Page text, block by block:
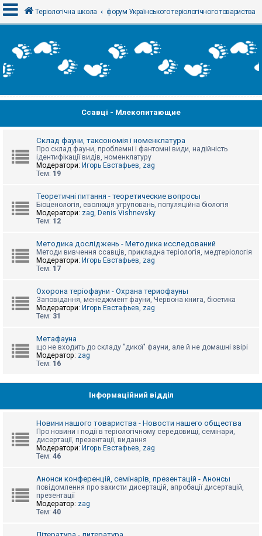
х
і
т
р
а
б
е
д
п
о
е
й
А
и
т
П
Теріологічна школа форум Українського теріологічного товариства
Ссавці - Млекопитающие
Склад фауни, таксономія і номенклатура
Про склад фауни, проблемні і фантомні види, надійність
ідентифікації видів, номенклатуру
Модератори: Игорь Евстафьев, zag
Тем: 19
Теоретичні питання - теоретические вопросы
Біоценологія, еволюція угруповань, популяційна біологія
Модератори: zag, Denis Vishnevsky
Тем: 12
Методика досліджень - Методика исследований
Методи вивчення ссавців, прикладна теріологія, медтеріологія
Модератори: Игорь Евстафьев, zag
Тем: 17
Охорона теріофауни - Охрана териофауны
Заповідання, менеджмент фауни, Червона книга, біоетика
Модератори: Игорь Евстафьев, zag
Тем: 31
Метафауна
що не входить до складу "дикої" фауни, але й не домашні звірі
Модератор: zag
Тем: 16
Інформаційний відділ
Новини нашого товариства - Новости нашего общества
Про новини і події в теріологічному середовищі, семінари,
дисертації, презентації, видання
Модератори: Игорь Евстафьев, zag
Тем: 46
Анонси конференцій, семінарів, презентацій - Анонсы
повідомлення про захисти дисертацій, апробації дисертацій,
презентації
Модератор: zag
Тем: 40